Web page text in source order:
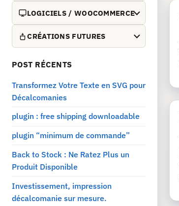
LOGICIELS / WOOCOMMERCE
CRÉATIONS FUTURES
POST RÉCENTS
Transformez Votre Texte en SVG pour
Décalcomanies
plugin : free shipping downloadable
plugin “minimum de commande”
Back to Stock : Ne Ratez Plus un
Produit Disponible
Investissement, impression
décalcomanie sur mesure.